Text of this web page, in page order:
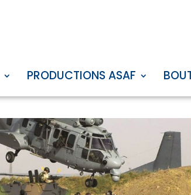
PRODUCTIONS ASAF